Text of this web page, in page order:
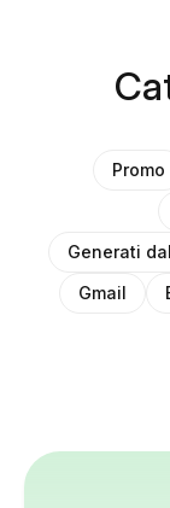
Promo
Generati
Gmail